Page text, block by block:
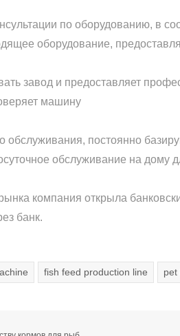
по оборудованию, в
оборудование,
завод и предоставляет
машину
обслуживания, постоянно
обслуживание на
компания открыла
банк.
fish feed production line pet